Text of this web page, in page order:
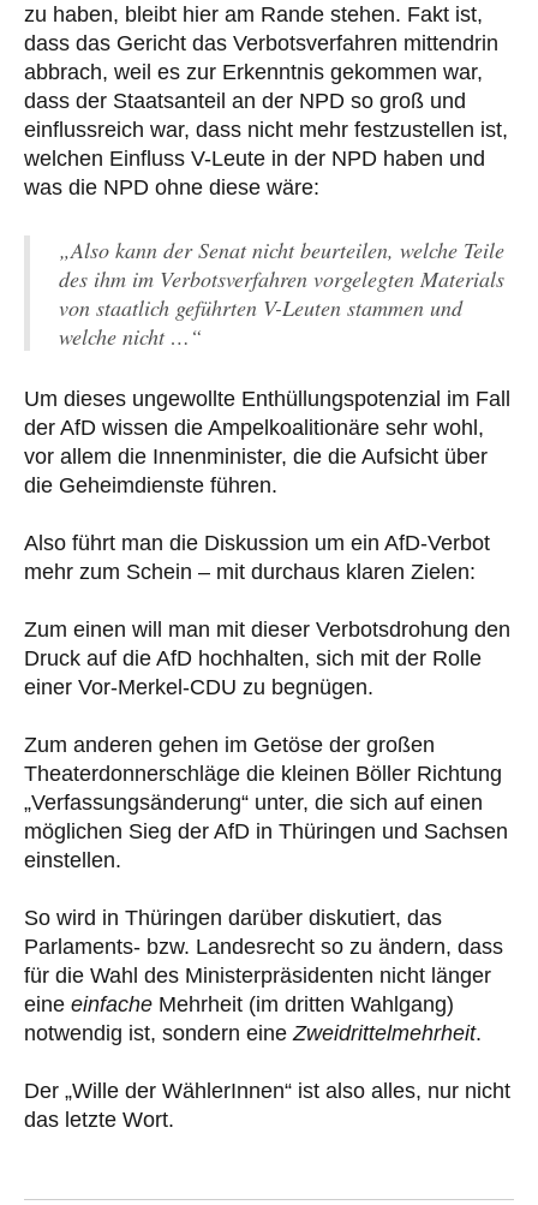
zu haben, bleibt hier am Rande stehen. Fakt ist,
dass das Gericht das Verbotsverfahren mittendrin
abbrach, weil es zur Erkenntnis gekommen war,
dass der Staatsanteil an der NPD so groß und
einflussreich war, dass nicht mehr festzustellen ist,
welchen Einfluss V-Leute in der NPD haben und
was die NPD ohne diese wäre:
„Also kann der Senat nicht beurteilen, welche Teile
des ihm im Verbotsverfahren vorgelegten Materials
von staatlich geführten V-Leuten stammen und
welche nicht …“
Um dieses ungewollte Enthüllungspotenzial im Fall
der AfD wissen die Ampelkoalitionäre sehr wohl,
vor allem die Innenminister, die die Aufsicht über
die Geheimdienste führen.
Also führt man die Diskussion um ein AfD-Verbot
mehr zum Schein – mit durchaus klaren Zielen:
Zum einen will man mit dieser Verbotsdrohung den
Druck auf die AfD hochhalten, sich mit der Rolle
einer Vor-Merkel-CDU zu begnügen.
Zum anderen gehen im Getöse der großen
Theaterdonnerschläge die kleinen Böller Richtung
„Verfassungsänderung“ unter, die sich auf einen
möglichen Sieg der AfD in Thüringen und Sachsen
einstellen.
So wird in Thüringen darüber diskutiert, das
Parlaments- bzw. Landesrecht so zu ändern, dass
für die Wahl des Ministerpräsidenten nicht länger
eine einfache Mehrheit (im dritten Wahlgang)
notwendig ist, sondern eineZweidrittelmehrheit.
Der „Wille der WählerInnen“ ist also alles, nur nicht
das letzte Wort.